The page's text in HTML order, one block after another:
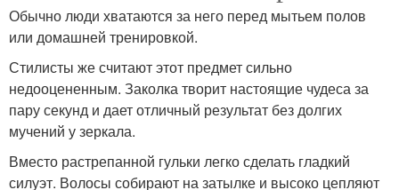
Обычно люди хватаются за него перед мытьем полов
или домашней тренировкой.
Стилисты же считают этот предмет сильно
недооцененным. Заколка творит настоящие чудеса за
пару секунд и дает отличный результат без долгих
мучений у зеркала.
Вместо растрепанной гульки легко сделать гладкий
силуэт. Волосы собирают на затылке и высоко цепляют